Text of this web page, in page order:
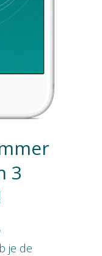
3
je de